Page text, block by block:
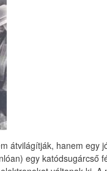
átvilágítják, hanem
egy katódsugárcső